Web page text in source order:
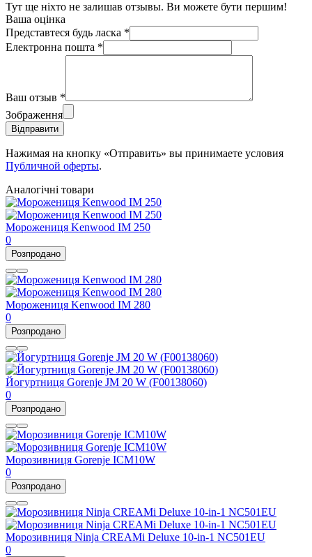
Тут ще ніхто не залишав отзывы. Ви можете бути першим!
Ваша оцінка
Представтеся будь ласка *
Електронна пошта *
Ваш отзыв *
Зображення
Відправити
Нажимая на кнопку «Отправить» вы принимаете условия
Публичной оферты.
Аналогічні товари
Морожениця Kenwood IM 250
0
Розпродано
Морожениця Kenwood IM 280
0
Розпродано
Йогуртниця Gorenje JM 20 W (F00138060)
0
Розпродано
Морозивниця Gorenje ICM10W
0
Розпродано
Морозивниця Ninja CREAMi Deluxe 10-in-1 NC501EU
0